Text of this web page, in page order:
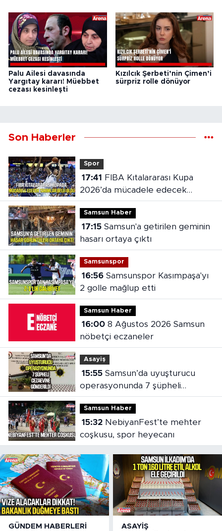
Palu Ailesi davasında
Yargıtay kararı! Müebbet
cezası kesinleşti
Kızılcık Şerbeti’nin Çimen’i
sürpriz rolle dönüyor
Son Haberler
Spor
17:41
2026’da mücadele edecek
takımlar belli oldu
Samsun Haber
17:15Samsun'a getirilen geminin
hasarı ortaya çıktı
Samsunspor
16:56Samsunspor Kasımpaşa'yı
2 golle mağlup etti
Samsun Haber
16:008 Ağustos 2026 Samsun
nöbetçi eczaneler
Asayiş
15:55Samsun’da uyuşturucu
operasyonunda 7 şüpheli
cezaevine gönderildi
Samsun Haber
15:32NebiyanFest’te mehter
coşkusu, spor heyecanı
GÜNDEM HABERLERI ASAYIŞ